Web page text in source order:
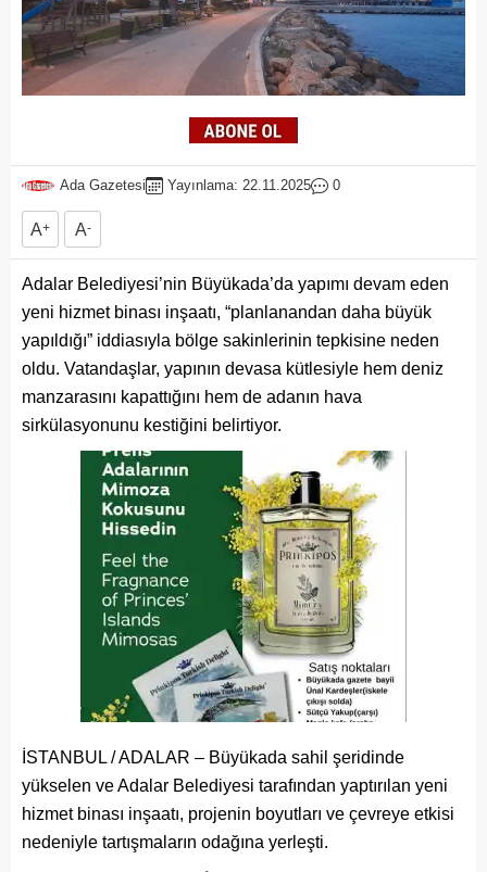
Ada Gazetesi Yayınlama: 22.11.2025 0
A+ A-
Adalar Belediyesi’nin Büyükada’da yapımı devam eden
yeni hizmet binası inşaatı, “planlanandan daha büyük
yapıldığı” iddiasıyla bölge sakinlerinin tepkisine neden
oldu. Vatandaşlar, yapının devasa kütlesiyle hem deniz
manzarasını kapattığını hem de adanın hava
sirkülasyonunu kestiğini belirtiyor.
İSTANBUL / ADALAR – Büyükada sahil şeridinde
yükselen ve Adalar Belediyesi tarafından yaptırılan yeni
hizmet binası inşaatı, projenin boyutları ve çevreye etkisi
nedeniyle tartışmaların odağına yerleşti.